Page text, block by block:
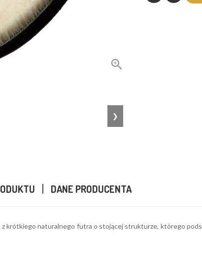

❯
DANE PRODUCENTA
krótkiego naturalnego futra o stojącej strukturze, którego